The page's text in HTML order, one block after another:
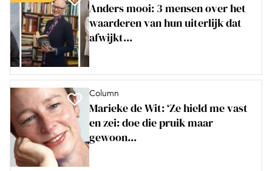
Anders mooi: 3 mensen over het
waarderen van hun uiterlijk dat
afwijkt...
Column
Marieke de Wit: ‘Ze hield me vast
en zei: doe die pruik maar
gewoon...